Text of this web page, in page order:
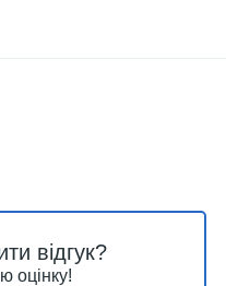
відгук?
оцінку!